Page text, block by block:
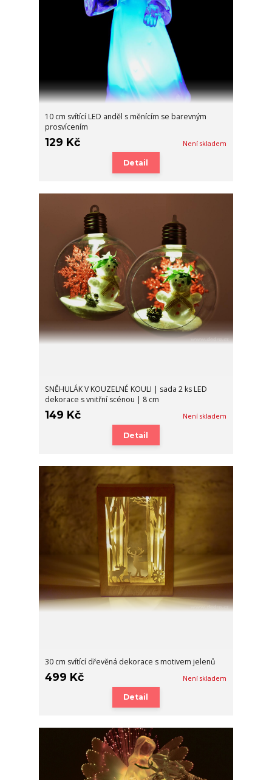
10 cm svítící LED anděl s měnícím se barevným
prosvícením
129 Kč Není skladem
Detail
SNĚHULÁK V KOUZELNÉ KOULI | sada 2 ks LED
dekorace s vnitřní scénou | 8 cm
149 Kč Není skladem
Detail
30 cm svítící dřevěná dekorace s motivem jelenů
499 Kč Není skladem
Detail